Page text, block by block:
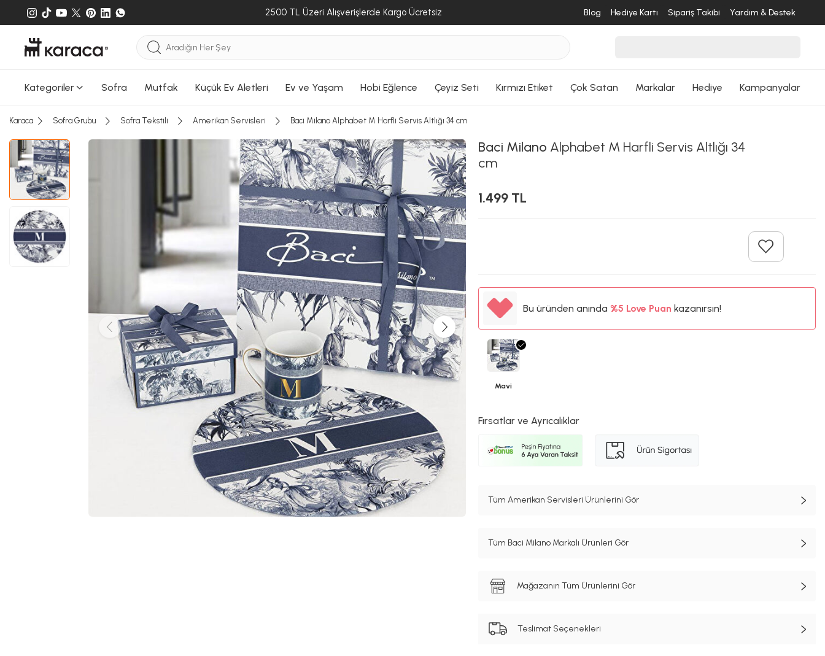
2500 TL Üzeri Alışverişlerde Kargo Ücretsiz Blog Hediye Kartı Sipariş Takibi Yardım & Destek
Kategoriler Sofra Mutfak Küçük Ev Aletleri Ev ve Yaşam Hobi Eğlence Çeyiz Seti Kırmızı Etiket Çok Satan Markalar Hediye Kampanyalar
Karaca Sofra Grubu Sofra Tekstili Amerikan Servisleri Baci Milano Alphabet M Harfli Servis Altlığı 34 cm
Baci Milano Alphabet M Harfli Servis Altlığı 34
cm
1.499 TL
Bu üründen anında %5
%5
Love Puankazanırsın!
Mavi
Fırsatlar ve Ayrıcalıklar
Tüm Amerikan Servisleri Ürünlerini Gör
Tüm Baci Milano Markalı Ürünleri Gör
Mağazanın Tüm Ürünlerini Gör
Teslimat Seçenekleri